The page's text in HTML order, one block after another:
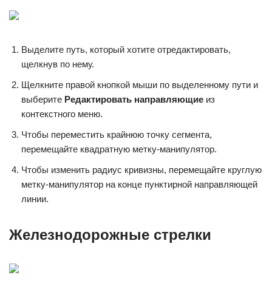
Выделите путь, который хотите отредактировать,
щелкнув по нему.
Щелкните правой кнопкой мыши по выделенному пути и
выберите Редактировать направляющие из
контекстного меню.
Чтобы переместить крайнюю точку сегмента,
перемещайте квадратную метку-манипулятор.
Чтобы изменить радиус кривизны, перемещайте круглую
метку-манипулятор на конце пунктирной направляющей
линии.
Железнодорожные стрелки